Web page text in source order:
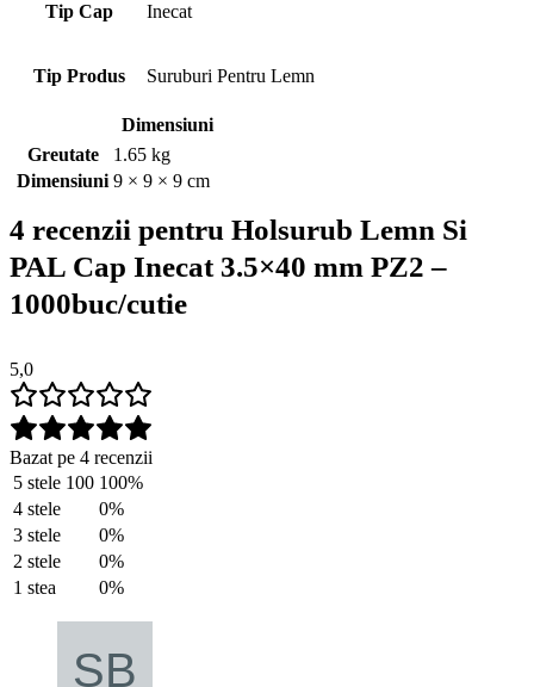
Tip Cap Inecat
Tip Produs Suruburi Pentru Lemn
Dimensiuni
Greutate
1.65 kg
Dimensiuni 9 × 9 × 9 cm
4 recenzii pentru Holsurub Lemn Si
PAL Cap Inecat 3.5×40 mm PZ2 –
1000buc/cutie
5,0
Bazat pe 4 recenzii
5 stele 100 100%
4 stele
0%
3 stele
0%
2 stele
0%
1 stea
0%